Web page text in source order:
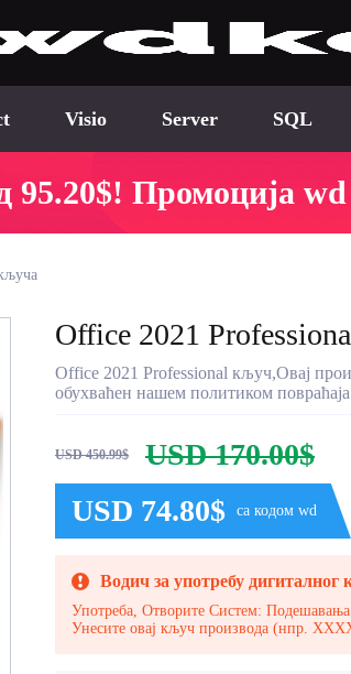
Visio Server SQL
95.20$! Промоција
Office 2021
Office 2021 Professional кључ,Овај
обухваћен нашем политиком
USD 450.99$
USD 170.00$
USD 74.80$
са кодом wd
Водич за употребу дигиталног
Употреба, Отворите Систем:
Унесите овај кључ производа (нпр.